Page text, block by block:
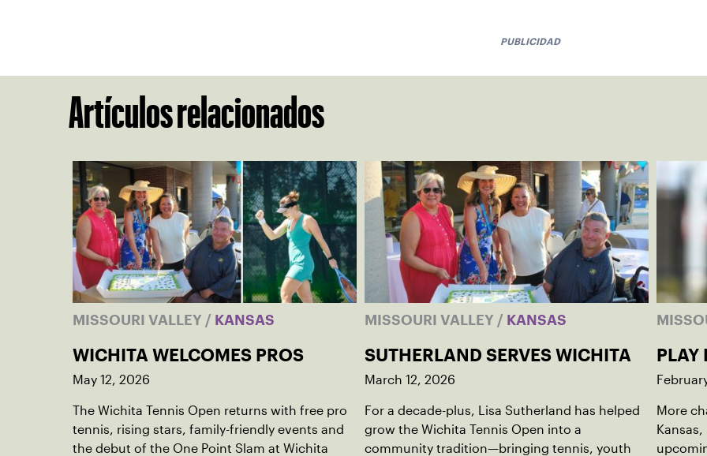
PUBLICIDAD
Artículos relacionados
MISSOURI VALLEY / KANSAS
WICHITA WELCOMES PROS
May 12, 2026
The Wichita Tennis Open returns with free pro
tennis, rising stars, family-friendly events and
the debut of the One Point Slam at Wichita
MISSOURI VALLEY / KANSAS
SUTHERLAND SERVES WICHITA
March 12, 2026
For a decade-plus, Lisa Sutherland has helped
grow the Wichita Tennis Open into a
community tradition—bringing tennis, youth
PLAY
More